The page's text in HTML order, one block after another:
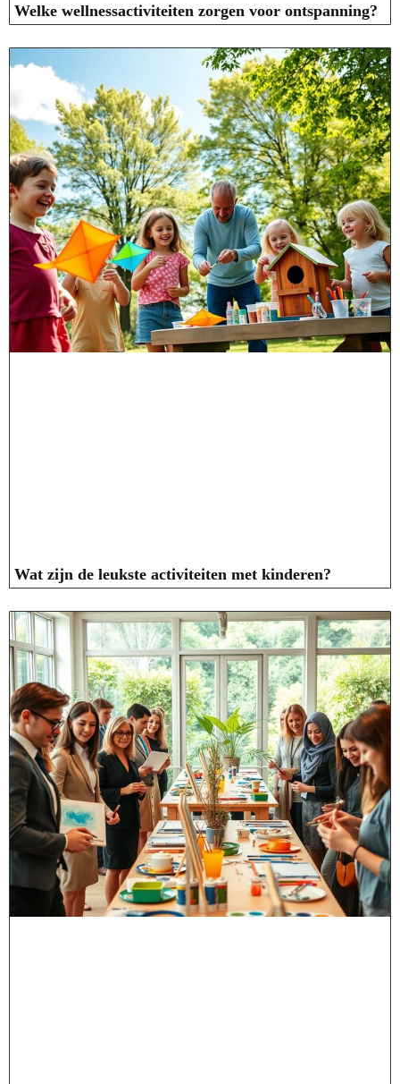
Welke wellnessactiviteiten zorgen voor ontspanning?
Wat zijn de leukste activiteiten met kinderen?